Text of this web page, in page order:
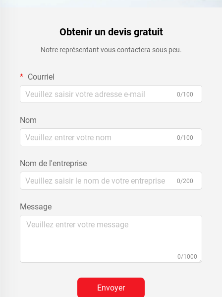
Obtenir un devis gratuit
Notre représentant vous contactera sous peu.
Courriel
0/100
Nom
0/100
Nom de l'entreprise
0/200
Message
0/1000
Envoyer